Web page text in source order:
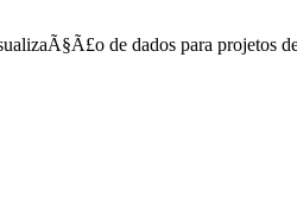
de dados para projetos de